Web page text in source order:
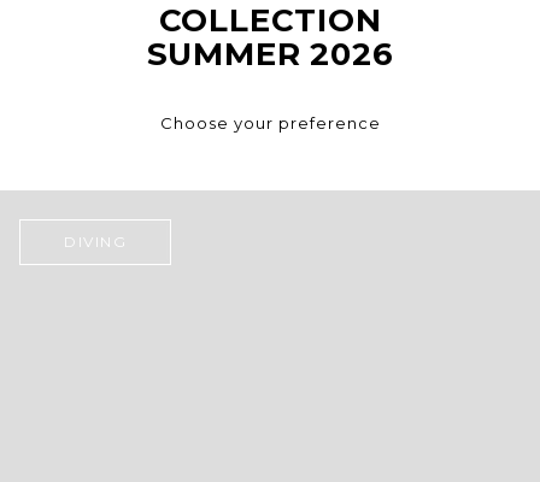
DIVING
COLLECTION
SUMMER 2026
Choose your preference